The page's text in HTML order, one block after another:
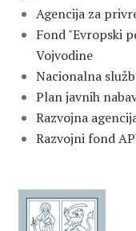
Agencija za
Fond "Evropski
Vojvodine
Nacionalna
Plan javnih
Razvojna
Razvojni fond